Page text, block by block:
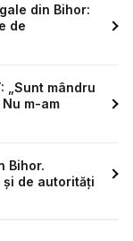
din Bihor:
de
„Sunt mândru
m-am
Bihor.
de autorități